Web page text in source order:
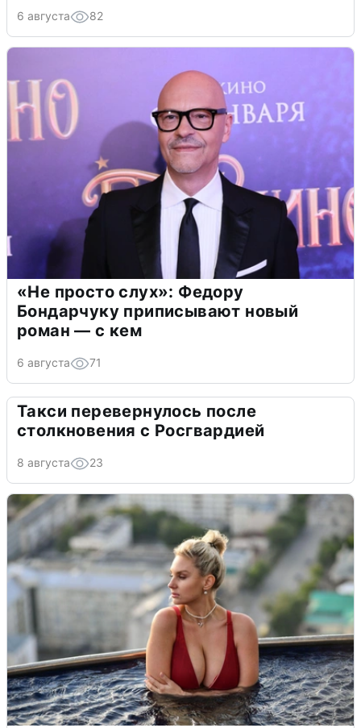
6 августа 82
«Не просто слух»: Федору
Бондарчуку приписывают новый
роман — с кем
6 августа 71
Такси перевернулось после
столкновения с Росгвардией
8 августа 23